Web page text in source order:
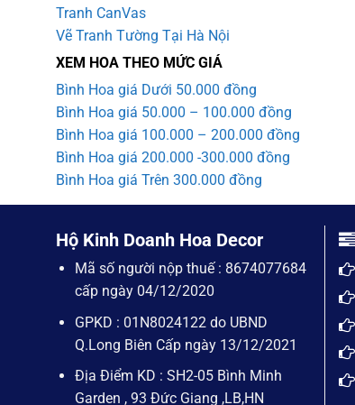
Tranh CanVas
Vẽ Tranh Tường Tại Hà Nội
XEM HOA THEO MỨC GIÁ
Bình Hoa giá Dưới 50.000 đồng
Bình Hoa giá 50.000 – 100.000 đồng
Bình Hoa giá 100.000 – 200.000 đồng
Bình Hoa giá 200.000 -300.000 đồng
Bình Hoa giá Trên 300.000 đồng
Hộ Kinh Doanh Hoa Decor
Mã số người nộp thuế : 8674077684
cấp ngày 04/12/2020
GPKD : 01N8024122 do UBND
Q.Long Biên Cấp ngày 13/12/2021
Địa Điểm KD : SH2-05 Bình Minh
Garden , 93 Đức Giang ,LB,HN